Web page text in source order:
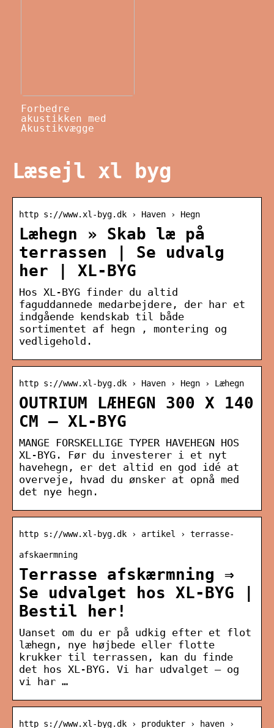
Forbedre
akustikken med
Akustikvægge
Læsejl xl byg
http s://www.xl-byg.dk › Haven › Hegn
Læhegn » Skab læ på
terrassen | Se udvalg
her | XL-BYG
Hos XL-BYG finder du altid
faguddannede medarbejdere, der har et
indgående kendskab til både
sortimentet af hegn , montering og
vedligehold.
http s://www.xl-byg.dk › Haven › Hegn › Læhegn
OUTRIUM LÆHEGN 300 X 140
CM – XL-BYG
MANGE FORSKELLIGE TYPER HAVEHEGN HOS
XL-BYG. Før du investerer i et nyt
havehegn, er det altid en god idé at
overveje, hvad du ønsker at opnå med
det nye hegn.
http s://www.xl-byg.dk › artikel › terrasse-
afskaermning
Terrasse afskærmning ⇒
Se udvalget hos XL-BYG |
Bestil her!
Uanset om du er på udkig efter et flot
læhegn, nye højbede eller flotte
krukker til terrassen, kan du finde
det hos XL-BYG. Vi har udvalget – og
vi har …
http s://www.xl-byg.dk › produkter › haven ›